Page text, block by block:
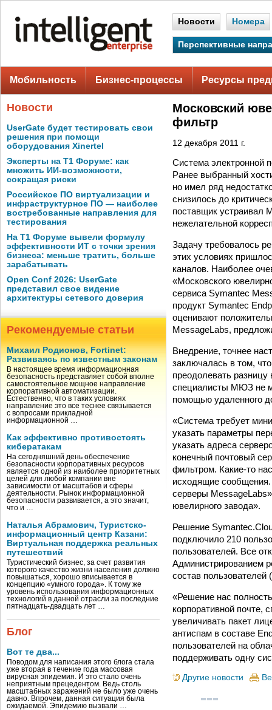
Новости Номера
Перспективные
Мобильность Бизнес-процессы Ресурсы
Новости
UserGate будет тестировать свои
решения при помощи
оборудования Xinertel
Эксперты на Т1 Форуме: как
множить ИИ-возможности,
сокращая риски
Российское ПО виртуализации и
инфраструктурное ПО — наиболее
востребованные направления для
тестирования
На Т1 Форуме вывели формулу
эффективности ИТ с точки зрения
бизнеса: меньше тратить, больше
зарабатывать
Open Conf 2026: UserGate
представил свое видение
архитектуры сетевого доверия
Рекомендуемые статьи
Михаил Родионов, Fortinet:
Развиваясь по известным законам
В настоящее время информационная
безопасность представляет собой вполне
самостоятельное мощное направление
корпоративной автоматизации.
Естественно, что в таких условиях
направление это все теснее связывается
с вопросами прикладной
информационной …
Как эффективно противостоять
кибератакам
На сегодняшний день обеспечение
безопасности корпоративных ресурсов
является одной из наиболее приоритетных
целей для любой компании вне
зависимости от масштабов и сферы
деятельности. Рынок информационной
безопасности развивается, а это значит,
что и …
Наталья Абрамович, Туристско-
информационный центр Казани:
Виртуальная поддержка реальных
путешествий
Туристический бизнес, за счет развития
которого качество жизни населения должно
повышаться, хорошо вписывается в
концепцию «умного города». К тому же
уровень использования информационных
технологий в данной отрасли за последние
пятнадцать-двадцать лет …
Блог
Вот те два...
Поводом для написания этого блога стала
уже вторая в течение года массовая
вирусная эпидемия. И это стало очень
неприятным прецедентом. Ведь столь
масштабных заражений не было уже очень
давно. Впрочем, данная ситуация была
ожидаемой. Эпидемию вызвали …
Московский
фильтр
12 декабря 2011 г.
Система электронной
Ранее выбранный
но имел ряд
снизилось до
поставщик устраивал
нежелательной
Задачу требовалось
этих условиях
каналов. Наиболее
«Московского
сервиса Symantec
продукт Symantec
оценивают
MessageLabs,
Внедрение, точнее
заключалась в том,
преодолевать
специалисты МЮЗ не
помощью удаленного
«Система требует
указать параметры
указать адреса
конечный почтовый
фильтром. Какие-то
исходящие сообщения.
серверы
ювелирного завода».
Решение
подключило 210
пользователей. Все
Администрированием
состав пользователей
«Решение нас
корпоративной почте,
увеличивать пакет
антиспам в составе
пользователей на
поддерживать одну
Другие новости